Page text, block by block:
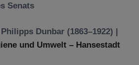
Senats
Dunbar (1863–1922) |
und Umwelt – Hansestadt